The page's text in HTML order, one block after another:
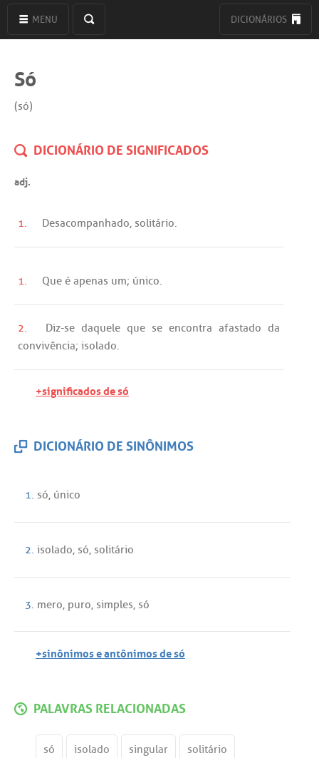
MENU DICIONÁRIOS
Só
(só)
DICIONÁRIO DE SIGNIFICADOS
adj.
1. Desacompanhado, solitário.
1. Que é apenas um; único.
2. Diz-se daquele que se encontra afastado da
convivência; isolado.
+significados de só
DICIONÁRIO DE SINÔNIMOS
1. só, único
2. isolado, só, solitário
3. mero, puro, simples, só
+sinônimos e antônimos de só
PALAVRAS RELACIONADAS
só isolado singular solitário